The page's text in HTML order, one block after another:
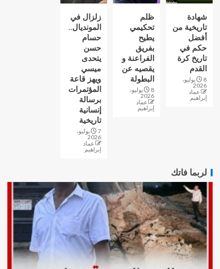
شهادة
تاريخية من
أفضل
حكم في
تاريخ كرة
القدم
8 يوليو،
2026
عماد
إبراهيم
ظلم
تحكيمي
يطيح
بفريق
الفراعنة و
يقصيه عن
البطولة
8 يوليو،
2026
عماد
إبراهيم
زلزال في
المونديال..
حسام
حسن
يتحدى
ميسي
ويهز قاعة
المؤتمرات
برسالة
إنسانية
تاريخية
7 يوليو،
2026
عماد
إبراهيم
لربما فاتك